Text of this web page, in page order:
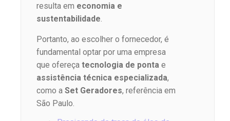
resulta em economia e
sustentabilidade
Portanto, ao escolher o fornecedor, é
fundamental optar por uma empresa
que ofereça tecnologia de ponta e
assistência técnica especializada,
como a Set Geradores, referência em
São Paulo.